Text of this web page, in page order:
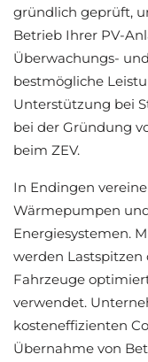
gründlich geprüft,
Betrieb Ihrer PV-
Überwachungs-
bestmögliche
Unterstützung bei
bei der Gründung
beim ZEV.
In Endingen
Wärmepumpen
Energiesystemen.
werden
Fahrzeuge
verwendet.
kosteneffizienten
Übernahme von